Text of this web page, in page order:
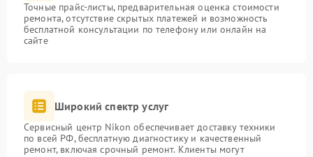
Точные прайс-листы, предварительная оценка стоимости
ремонта, отсутствие скрытых платежей и возможность
бесплатной консультации по телефону или онлайн на
сайте
Широкий спектр услуг
Сервисный центр Nikon обеспечивает доставку техники
по всей РФ, бесплатную диагностику и качественный
ремонт, включая срочный ремонт. Клиенты могут